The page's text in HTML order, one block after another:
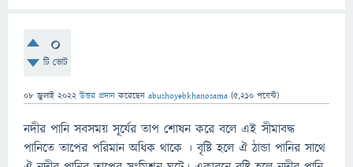
0
টি ভোট
08 জুলাই 2022 উত্তর প্রদান করেছেন abushoyebkhanosama (5,210 পয়েন্ট)
নদীর পানি সবসময় সূর্যের তাপ শোষন করে বলে এই সীমাবদ্ধ
পানিতে তাপের পরিমান অধিক থাকে । বৃষ্টি হলে ঐ ঠান্ডা পানির সাথে